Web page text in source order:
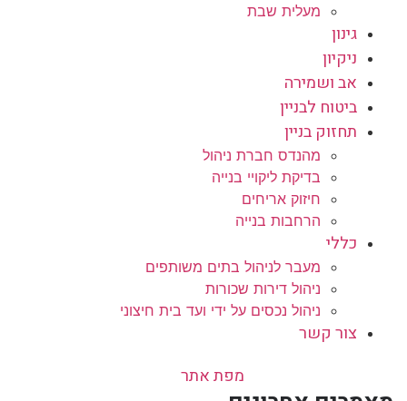
מעלית שבת
גינון
ניקיון
אב ושמירה
ביטוח לבניין
תחזוק בניין
מהנדס חברת ניהול
בדיקת ליקויי בנייה
חיזוק אריחים
הרחבות בנייה
כללי
מעבר לניהול בתים משותפים
ניהול דירות שכורות
ניהול נכסים על ידי ועד בית חיצוני
צור קשר
מפת אתר